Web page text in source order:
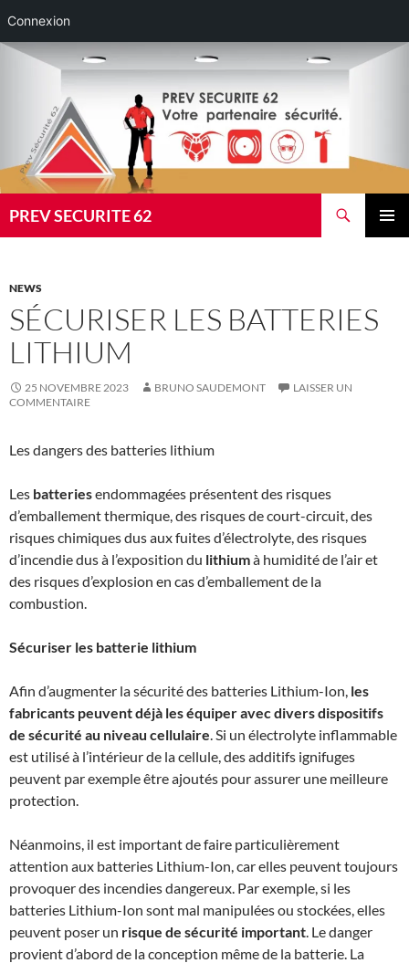
Connexion
Aller
PREV SECURITE 62
NEWS
SÉCURISER LES BATTERIES
LITHIUM
25 NOVEMBRE 2023 BRUNO SAUDEMONT
LAISSER UN
COMMENTAIRE
Les dangers des batteries lithium
Les batteriesendommagées présentent des risques
d’emballement thermique, des risques de court-circuit, des
risques chimiques dus aux fuites d’électrolyte, des risques
d’incendie dus à l’exposition du lithiumà humidité de l’air et
des risques d’explosion en cas d’emballement de la
combustion.
Sécuriser les batterie lithium
Afin d’augmenter la sécurité des batteries Lithium-Ion, les
fabricants peuvent déjà les équiper avec divers dispositifs
de sécurité au niveau cellulaire . Si un électrolyte inflammable
est utilisé à l’intérieur de la cellule, des additifs ignifuges
peuvent par exemple être ajoutés pour assurer une meilleure
protection.
Néanmoins, il est important de faire particulièrement
attention aux batteries Lithium-Ion, car elles peuvent toujours
provoquer des incendies dangereux. Par exemple, si les
batteries Lithium-Ion sont mal manipulées ou stockées, elles
peuvent poser un risque de sécurité important . Le danger
provient d’abord de la conception même de la batterie. La